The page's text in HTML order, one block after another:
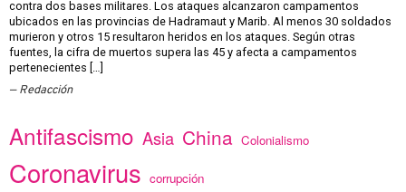
contra dos bases militares. Los ataques alcanzaron campamentos
ubicados en las provincias de Hadramaut y Marib. Al menos 30 soldados
murieron y otros 15 resultaron heridos en los ataques. Según otras
fuentes, la cifra de muertos supera las 45 y afecta a campamentos
pertenecientes […]
Redacción
Antifascismo Asia China Colonialismo
Coronavirus corrupción